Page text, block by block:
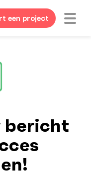
een project
bericht